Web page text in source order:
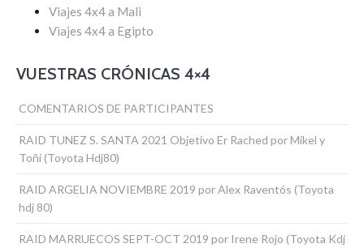
Viajes 4x4 a Mali
Viajes 4x4 a Egipto
VUESTRAS CRÓNICAS 4×4
COMENTARIOS DE PARTICIPANTES
RAID TUNEZ S. SANTA 2021 Objetivo Er Rached por Mikel y
Toñi (Toyota Hdj80)
RAID ARGELIA NOVIEMBRE 2019 por Alex Raventós (Toyota
hdj 80)
RAID MARRUECOS SEPT-OCT 2019 por Irene Rojo (Toyota Kdj